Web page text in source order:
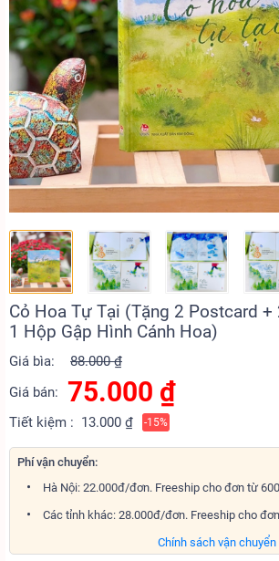
Cỏ Hoa Tự Tại (Tặng 2 Postcard
1 Hộp Gập Hình Cánh Hoa)
Giá bìa:
88.000 ₫
Giá bán:
75.000 ₫
Tiết kiệm : 13.000 ₫ -15%
Phí vận chuyển:
Hà Nội: 22.000đ/đơn. Freeship cho đơn từ
Các tỉnh khác: 28.000đ/đơn. Freeship cho
Chính sách vận chuyển